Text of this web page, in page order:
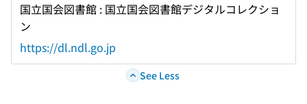
国立国会図書館 : 国立国会図書館デジタルコレクショ
ン
https://dl.ndl.go.jp
See Less